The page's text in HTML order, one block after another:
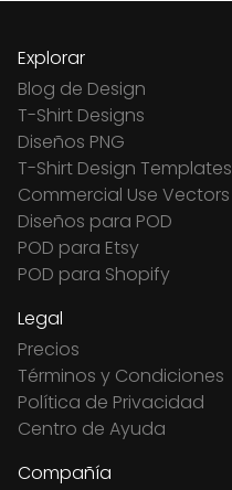
Explorar
Blog de Design
T-Shirt Designs
Diseños PNG
T-Shirt Design Templates
Commercial Use Vectors
Diseños para POD
POD para Etsy
POD para Shopify
Legal
Precios
Términos y Condiciones
Política de Privacidad
Centro de Ayuda
Compañía